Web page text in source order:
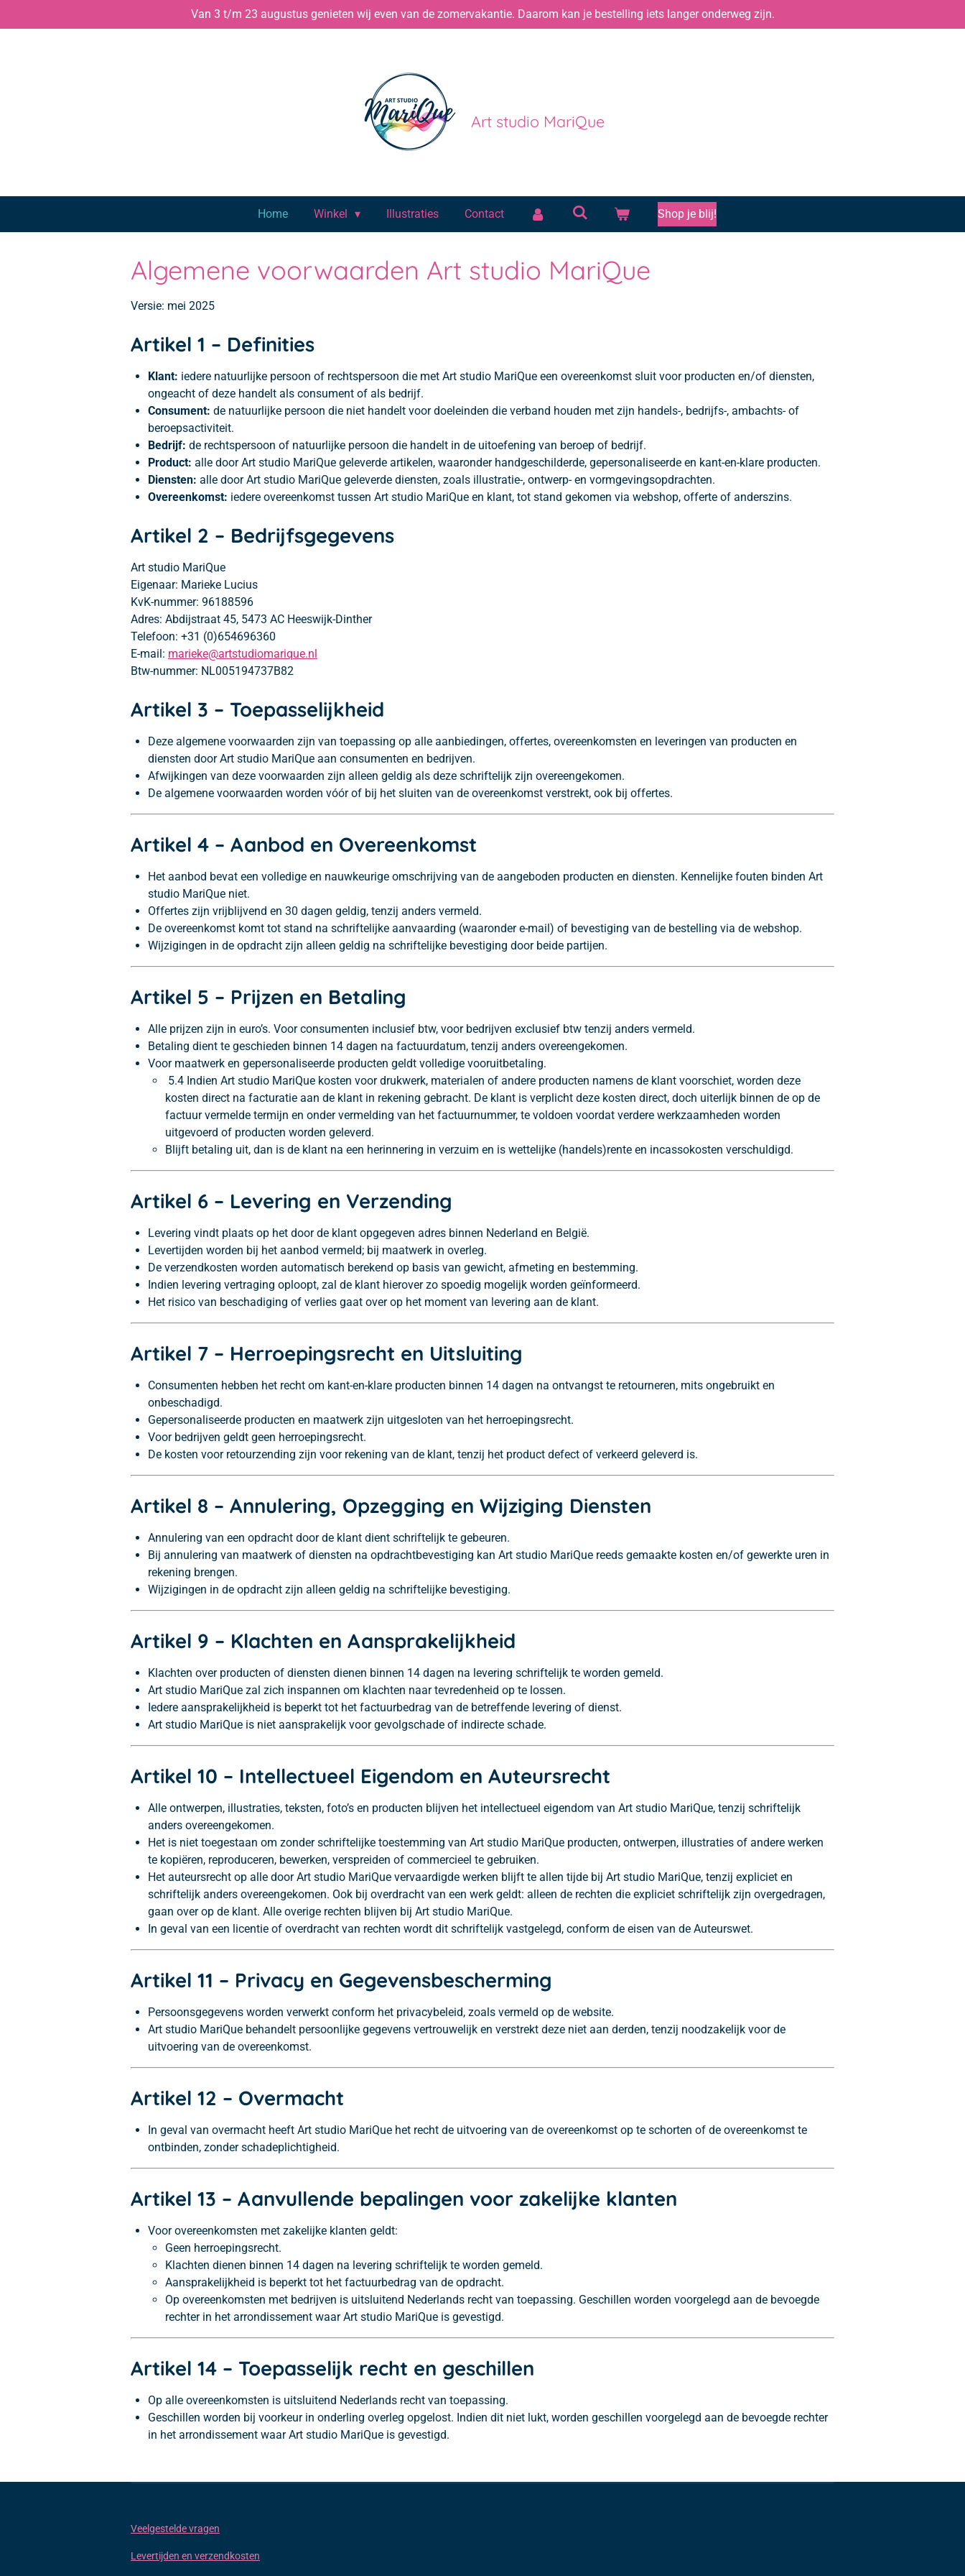
direct
Van 3 t/m 23 augustus genieten wij even van de zomervakantie. Daarom kan je bestelling iets langer onderweg zijn.
Art studio MariQue
Home Winkel Illustraties Contact Shop je blij!
Algemene voorwaarden Art studio MariQue
Versie: mei 2025
Artikel 1 – Definities
Klant: iedere natuurlijke persoon of rechtspersoon die met Art studio MariQue een overeenkomst sluit voor producten en/of diensten,
ongeacht of deze handelt als consument of als bedrijf.
Consument: de natuurlijke persoon die niet handelt voor doeleinden die verband houden met zijn handels-, bedrijfs-, ambachts- of
beroepsactiviteit.
Bedrijf: de rechtspersoon of natuurlijke persoon die handelt in de uitoefening van beroep of bedrijf.
Product: alle door Art studio MariQue geleverde artikelen, waaronder handgeschilderde, gepersonaliseerde en kant-en-klare producten.
Diensten: alle door Art studio MariQue geleverde diensten, zoals illustratie-, ontwerp- en vormgevingsopdrachten.
Overeenkomst: iedere overeenkomst tussen Art studio MariQue en klant, tot stand gekomen via webshop, offerte of anderszins.
Artikel 2 – Bedrijfsgegevens
Art studio MariQue
Eigenaar: Marieke Lucius
KvK-nummer: 96188596
Adres: Abdijstraat 45, 5473 AC Heeswijk-Dinther
Telefoon: +31 (0)654696360
E-mail: marieke@artstudiomarique.nl
Btw-nummer: NL005194737B82
Artikel 3 – Toepasselijkheid
Deze algemene voorwaarden zijn van toepassing op alle aanbiedingen, offertes, overeenkomsten en leveringen van producten en
diensten door Art studio MariQue aan consumenten en bedrijven.
Afwijkingen van deze voorwaarden zijn alleen geldig als deze schriftelijk zijn overeengekomen.
De algemene voorwaarden worden vóór of bij het sluiten van de overeenkomst verstrekt, ook bij offertes.
Artikel 4 – Aanbod en Overeenkomst
Het aanbod bevat een volledige en nauwkeurige omschrijving van de aangeboden producten en diensten. Kennelijke fouten binden Art
studio MariQue niet.
Offertes zijn vrijblijvend en 30 dagen geldig, tenzij anders vermeld.
De overeenkomst komt tot stand na schriftelijke aanvaarding (waaronder e-mail) of bevestiging van de bestelling via de webshop.
Wijzigingen in de opdracht zijn alleen geldig na schriftelijke bevestiging door beide partijen.
Artikel 5 – Prijzen en Betaling
Alle prijzen zijn in euro’s. Voor consumenten inclusief btw, voor bedrijven exclusief btw tenzij anders vermeld.
Betaling dient te geschieden binnen 14 dagen na factuurdatum, tenzij anders overeengekomen.
Voor maatwerk en gepersonaliseerde producten geldt volledige vooruitbetaling.
5.4 Indien Art studio MariQue kosten voor drukwerk, materialen of andere producten namens de klant voorschiet, worden deze
kosten direct na facturatie aan de klant in rekening gebracht. De klant is verplicht deze kosten direct, doch uiterlijk binnen de op de
factuur vermelde termijn en onder vermelding van het factuurnummer, te voldoen voordat verdere werkzaamheden worden
uitgevoerd of producten worden geleverd.
Blijft betaling uit, dan is de klant na een herinnering in verzuim en is wettelijke (handels)rente en incassokosten verschuldigd.
Artikel 6 – Levering en Verzending
Levering vindt plaats op het door de klant opgegeven adres binnen Nederland en België.
Levertijden worden bij het aanbod vermeld; bij maatwerk in overleg.
De verzendkosten worden automatisch berekend op basis van gewicht, afmeting en bestemming.
Indien levering vertraging oploopt, zal de klant hierover zo spoedig mogelijk worden geïnformeerd.
Het risico van beschadiging of verlies gaat over op het moment van levering aan de klant.
Artikel 7 – Herroepingsrecht en Uitsluiting
Consumenten hebben het recht om kant-en-klare producten binnen 14 dagen na ontvangst te retourneren, mits ongebruikt en
onbeschadigd.
Gepersonaliseerde producten en maatwerk zijn uitgesloten van het herroepingsrecht.
Voor bedrijven geldt geen herroepingsrecht.
De kosten voor retourzending zijn voor rekening van de klant, tenzij het product defect of verkeerd geleverd is.
Artikel 8 – Annulering, Opzegging en Wijziging Diensten
Annulering van een opdracht door de klant dient schriftelijk te gebeuren.
Bij annulering van maatwerk of diensten na opdrachtbevestiging kan Art studio MariQue reeds gemaakte kosten en/of gewerkte uren in
rekening brengen.
Wijzigingen in de opdracht zijn alleen geldig na schriftelijke bevestiging.
Artikel 9 – Klachten en Aansprakelijkheid
Klachten over producten of diensten dienen binnen 14 dagen na levering schriftelijk te worden gemeld.
Art studio MariQue zal zich inspannen om klachten naar tevredenheid op te lossen.
Iedere aansprakelijkheid is beperkt tot het factuurbedrag van de betreffende levering of dienst.
Art studio MariQue is niet aansprakelijk voor gevolgschade of indirecte schade.
Artikel 10 – Intellectueel Eigendom en Auteursrecht
Alle ontwerpen, illustraties, teksten, foto’s en producten blijven het intellectueel eigendom van Art studio MariQue, tenzij schriftelijk
anders overeengekomen.
Het is niet toegestaan om zonder schriftelijke toestemming van Art studio MariQue producten, ontwerpen, illustraties of andere werken
te kopiëren, reproduceren, bewerken, verspreiden of commercieel te gebruiken.
Het auteursrecht op alle door Art studio MariQue vervaardigde werken blijft te allen tijde bij Art studio MariQue, tenzij expliciet en
schriftelijk anders overeengekomen. Ook bij overdracht van een werk geldt: alleen de rechten die expliciet schriftelijk zijn overgedragen,
gaan over op de klant. Alle overige rechten blijven bij Art studio MariQue.
In geval van een licentie of overdracht van rechten wordt dit schriftelijk vastgelegd, conform de eisen van de Auteurswet.
Artikel 11 – Privacy en Gegevensbescherming
Persoonsgegevens worden verwerkt conform het privacybeleid, zoals vermeld op de website.
Art studio MariQue behandelt persoonlijke gegevens vertrouwelijk en verstrekt deze niet aan derden, tenzij noodzakelijk voor de
uitvoering van de overeenkomst.
Artikel 12 – Overmacht
In geval van overmacht heeft Art studio MariQue het recht de uitvoering van de overeenkomst op te schorten of de overeenkomst te
ontbinden, zonder schadeplichtigheid.
Artikel 13 – Aanvullende bepalingen voor zakelijke klanten
Voor overeenkomsten met zakelijke klanten geldt:
Geen herroepingsrecht.
Klachten dienen binnen 14 dagen na levering schriftelijk te worden gemeld.
Aansprakelijkheid is beperkt tot het factuurbedrag van de opdracht.
Op overeenkomsten met bedrijven is uitsluitend Nederlands recht van toepassing. Geschillen worden voorgelegd aan de bevoegde
rechter in het arrondissement waar Art studio MariQue is gevestigd.
Artikel 14 – Toepasselijk recht en geschillen
Op alle overeenkomsten is uitsluitend Nederlands recht van toepassing.
Geschillen worden bij voorkeur in onderling overleg opgelost. Indien dit niet lukt, worden geschillen voorgelegd aan de bevoegde rechter
in het arrondissement waar Art studio MariQue is gevestigd.
Veelgestelde vragen
Levertijden en verzendkosten